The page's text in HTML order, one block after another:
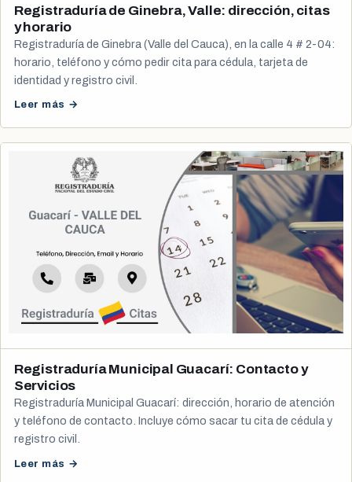
Registraduría de Ginebra, Valle: dirección, citas
y horario
Registraduría de Ginebra (Valle del Cauca), en la calle 4 # 2-04:
horario, teléfono y cómo pedir cita para cédula, tarjeta de
identidad y registro civil.
Leer más →
Registraduría Municipal Guacarí: Contacto y
Servicios
Registraduría Municipal Guacarí: dirección, horario de atención
y teléfono de contacto. Incluye cómo sacar tu cita de cédula y
registro civil.
Leer más →